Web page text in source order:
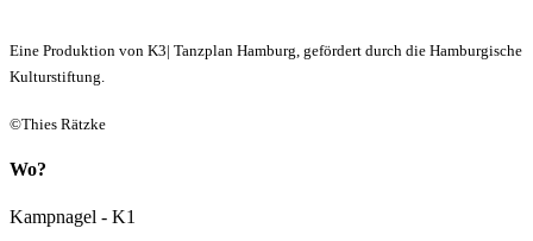
Eine Produktion von K3| Tanzplan Hamburg, gefördert durch die Hamburgische
Kulturstiftung.
©Thies Rätzke
Wo?
Kampnagel - K1